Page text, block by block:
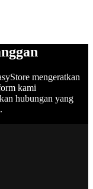
mengeratkan
kami
hubungan yang